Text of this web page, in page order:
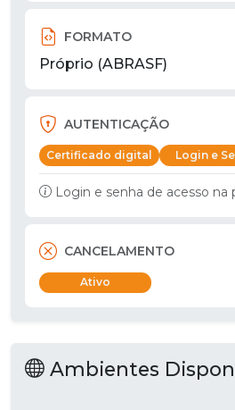
FORMATO
Próprio (ABRASF)
AUTENTICAÇÃO
Certificado digital Login e
Login e senha de acesso na
CANCELAMENTO
Ativo
Ambientes